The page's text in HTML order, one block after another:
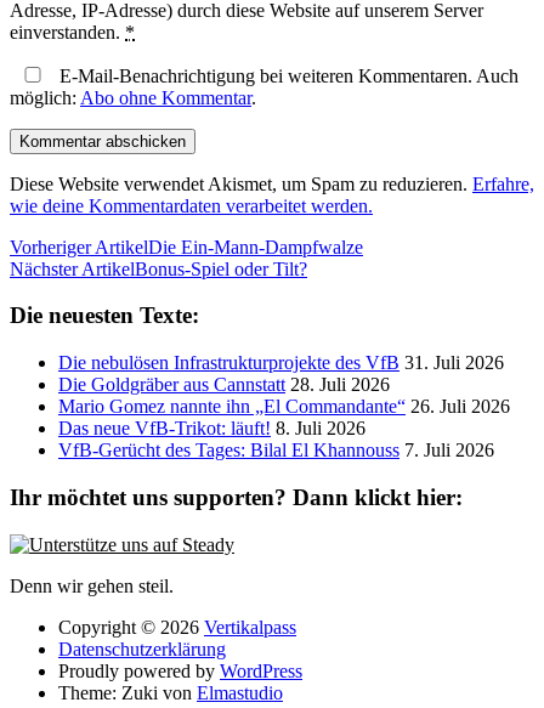
Adresse, IP-Adresse) durch diese Website auf unserem Server
einverstanden. *
E-Mail-Benachrichtigung bei weiteren Kommentaren. Auch
möglich: Abo ohne Kommentar.
Diese Website verwendet Akismet, um Spam zu reduzieren. Erfahre,
wie deine Kommentardaten verarbeitet werden.
Vorheriger ArtikelDie Ein-Mann-Dampfwalze
Nächster ArtikelBonus-Spiel oder Tilt?
Die neuesten Texte:
Die nebulösen Infrastrukturprojekte des VfB 31. Juli 2026
Die Goldgräber aus Cannstatt 28. Juli 2026
Mario Gomez nannte ihn „El Commandante“ 26. Juli 2026
Das neue VfB-Trikot: läuft! 8. Juli 2026
VfB-Gerücht des Tages: Bilal El Khannouss 7. Juli 2026
Ihr möchtet uns supporten? Dann klickt hier:
Denn wir gehen steil.
Copyright © 2026 Vertikalpass
Datenschutzerklärung
Proudly powered by WordPress
Theme: Zuki von Elmastudio